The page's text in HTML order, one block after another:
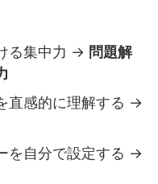
る集中力 → 問題解
直感的に理解する →
を自分で設定する →